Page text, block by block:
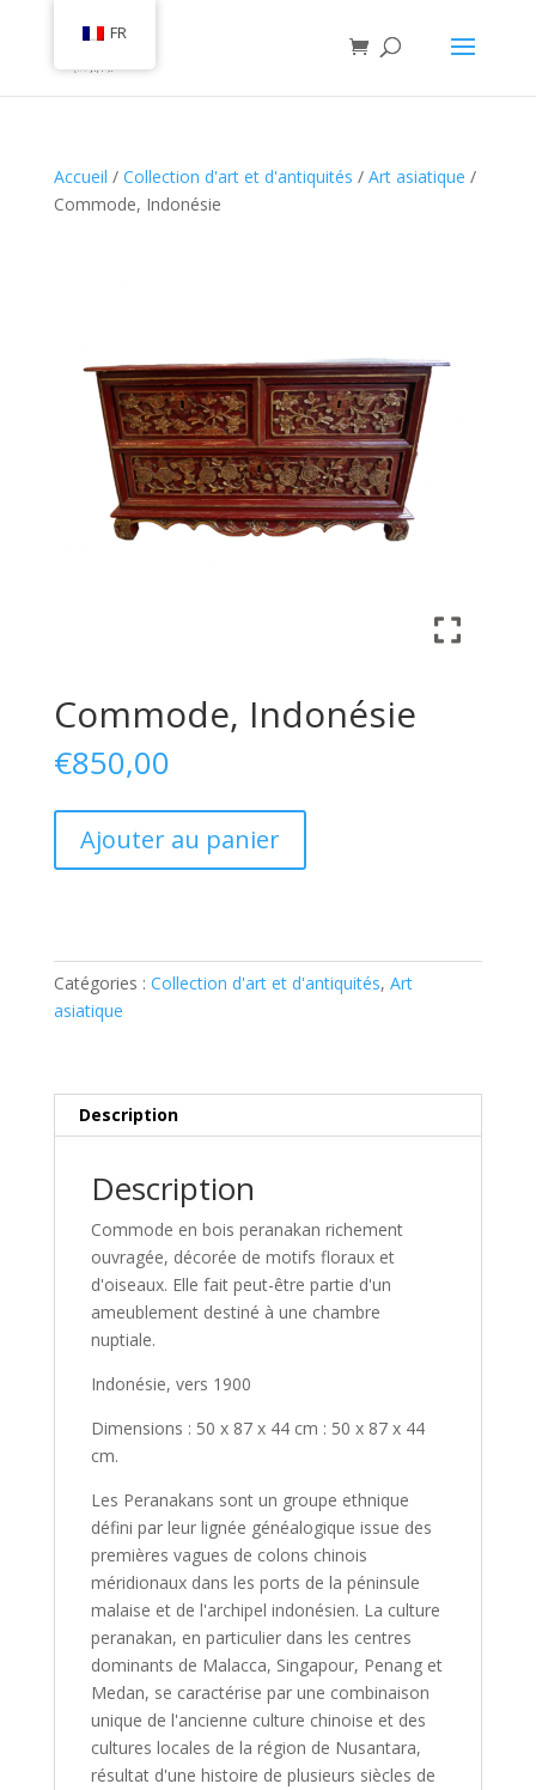
Accueil / Collection d'art et d'antiquités / Art asiatique /
Commode, Indonésie
Commode, Indonésie
€850,00
Chest
Indonesia
Ajouter au panier
Catégories : Collection d'art et d'antiquités, Art
asiatique
Description
Description
Commode en bois peranakan richement
ouvragée, décorée de motifs floraux et
d'oiseaux. Elle fait peut-être partie d'un
ameublement destiné à une chambre
nuptiale.
Indonésie, vers 1900
Dimensions : 50 x 87 x 44 cm : 50 x 87 x 44
cm.
Les Peranakans sont un groupe ethnique
défini par leur lignée généalogique issue des
premières vagues de colons chinois
méridionaux dans les ports de la péninsule
malaise et de l'archipel indonésien. La culture
peranakan, en particulier dans les centres
dominants de Malacca, Singapour, Penang et
Medan, se caractérise par une combinaison
unique de l'ancienne culture chinoise et des
cultures locales de la région de Nusantara,
résultat d'une histoire de plusieurs siècles de
FR